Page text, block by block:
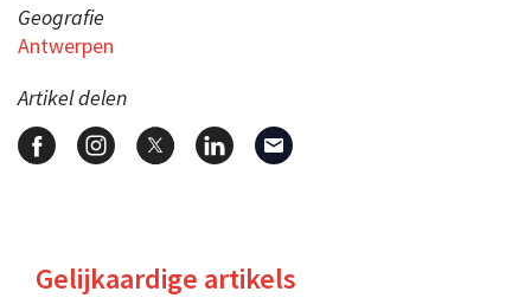
Geografie
Antwerpen
Artikel delen
Gelijkaardige artikels